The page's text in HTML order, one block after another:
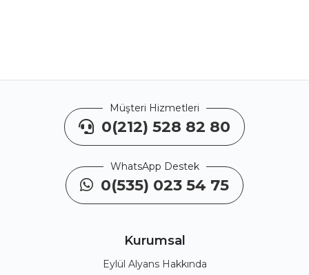
Müşteri Hizmetleri
0(212) 528 82 80
WhatsApp Destek
0(535) 023 54 75
Kurumsal
Eylül Alyans Hakkında